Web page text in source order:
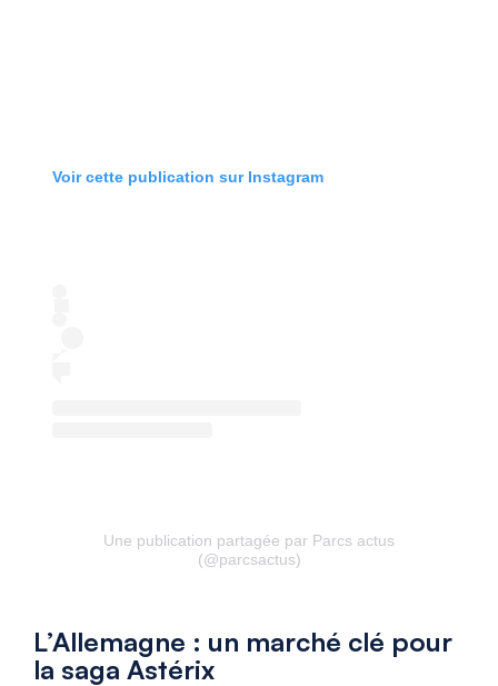
Voir cette publication sur Instagram
Une publication partagée par Parcs actus
(@parcsactus)
L’Allemagne : un marché clé pour
la saga Astérix